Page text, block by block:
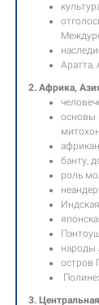
Аратта,
2. Африка,
основы
банту,
роль
народы
остров
3.